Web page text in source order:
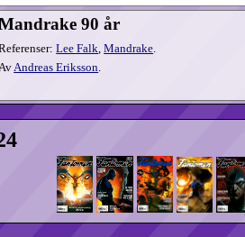
90 år
Lee Falk,Mandrake.
Andreas Eriksson.